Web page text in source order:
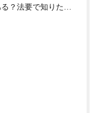
戒名にはどんな意味がある？法要で知りたい仏教の心